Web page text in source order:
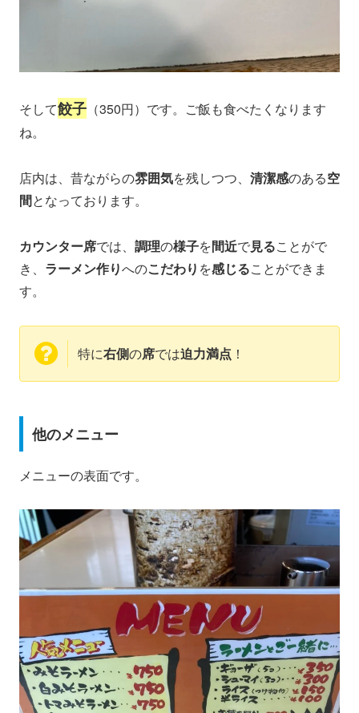
そして餃子 （350円）です。ご飯も食べたくなります
ね。
店内は、昔ながらの雰囲気を残しつつ、 清潔感のある空
間となっております。
カウンター席では、 調理の様子を間近で見ることがで
き、 ラーメン作りへのこだわり を感じることができま
す。
特に右側の席では迫力満点 ！
他のメニュー
メニューの表面です。